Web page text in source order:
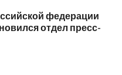
федерации
отдел пресс-